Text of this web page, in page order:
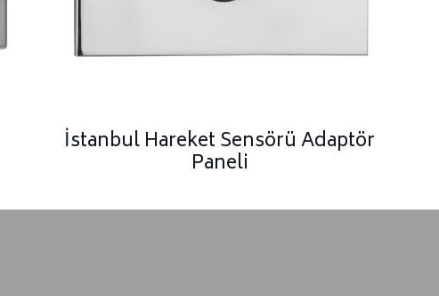
İstanbul Hareket Sensörü Adaptör
Paneli